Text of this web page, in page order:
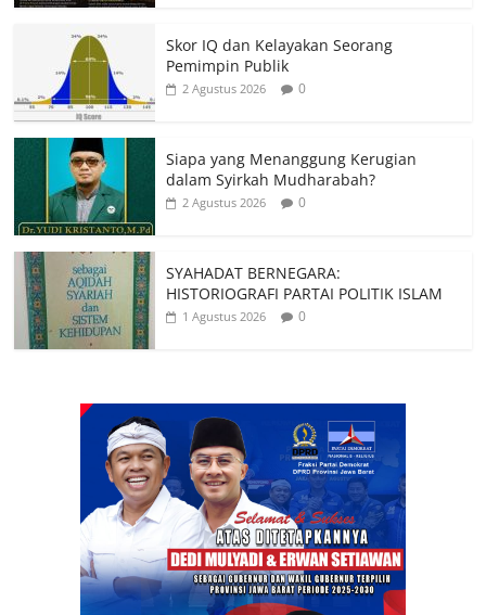
Skor IQ dan Kelayakan Seorang
Pemimpin Publik
2 Agustus 2026 0
Siapa yang Menanggung Kerugian
dalam Syirkah Mudharabah?
2 Agustus 2026 0
SYAHADAT BERNEGARA:
HISTORIOGRAFI PARTAI POLITIK ISLAM
1 Agustus 2026 0